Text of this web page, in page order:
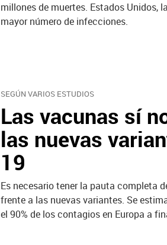
millones de muertes. Estados Unidos,
mayor número de infecciones.
SEGÚN VARIOS ESTUDIOS
Las vacunas sí
las nuevas
19
Es necesario tener la pauta completa
frente a las nuevas variantes. Se
el 90% de los contagios en Europa a